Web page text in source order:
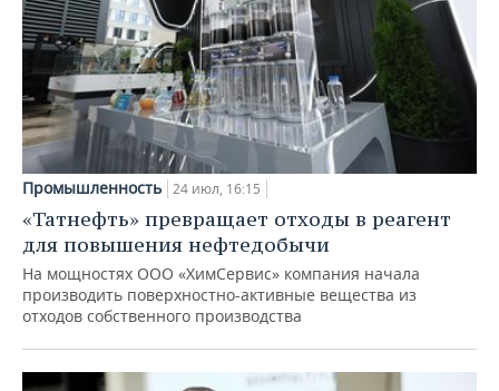
Промышленность 24 июл, 16:15
«Татнефть» превращает отходы в реагент
для повышения нефтедобычи
На мощностях ООО «ХимСервис» компания начала
производить поверхностно-активные вещества из
отходов собственного производства